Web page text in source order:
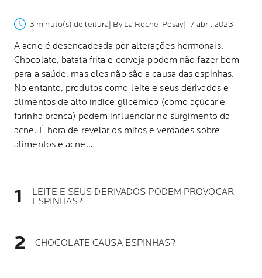
3 minuto(s) de leitura | By La Roche-Posay | 17 abril 2023
A acne é desencadeada por alterações hormonais.
Chocolate, batata frita e cerveja podem não fazer bem
para a saúde, mas eles não são a causa das espinhas.
No entanto, produtos como leite e seus derivados e
alimentos de alto índice glicêmico (como açúcar e
farinha branca) podem influenciar no surgimento da
acne. É hora de revelar os mitos e verdades sobre
alimentos e acne…
LEITE E SEUS DERIVADOS PODEM PROVOCAR
ESPINHAS?
CHOCOLATE CAUSA ESPINHAS?